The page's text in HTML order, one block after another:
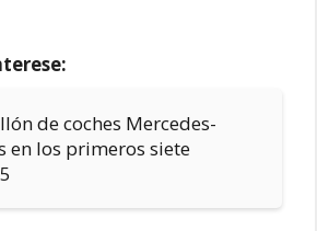
de coches Mercedes-
en los primeros siete